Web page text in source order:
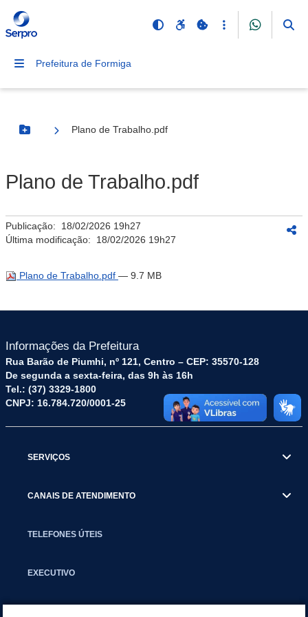
Prefeitura de Formiga
Botão Menu
Plano de Trabalho.pdf
Plano de Trabalho.pdf
Publicação: 18/02/2026 19h27
Última modificação: 18/02/2026 19h27
Plano de Trabalho.pdf — 9.7 MB
Informações da Prefeitura
Rua Barão de Piumhi, nº 121, Centro – CEP: 35570-128
De segunda a sexta-feira, das 9h às 16h
Tel.: (37) 3329-1800
CNPJ: 16.784.720/0001-25
SERVIÇOS
CANAIS DE ATENDIMENTO
TELEFONES ÚTEIS
EXECUTIVO